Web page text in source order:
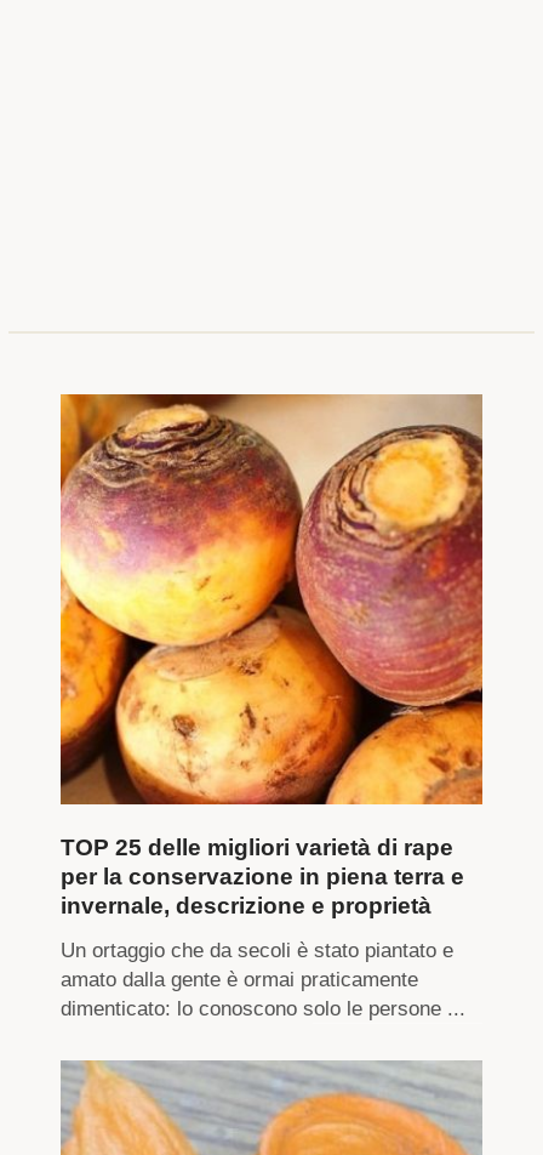
TOP 25 delle migliori varietà di rape
per la conservazione in piena terra e
invernale, descrizione e proprietà
Un ortaggio che da secoli è stato piantato e
amato dalla gente è ormai praticamente
dimenticato: lo conoscono solo le persone ...